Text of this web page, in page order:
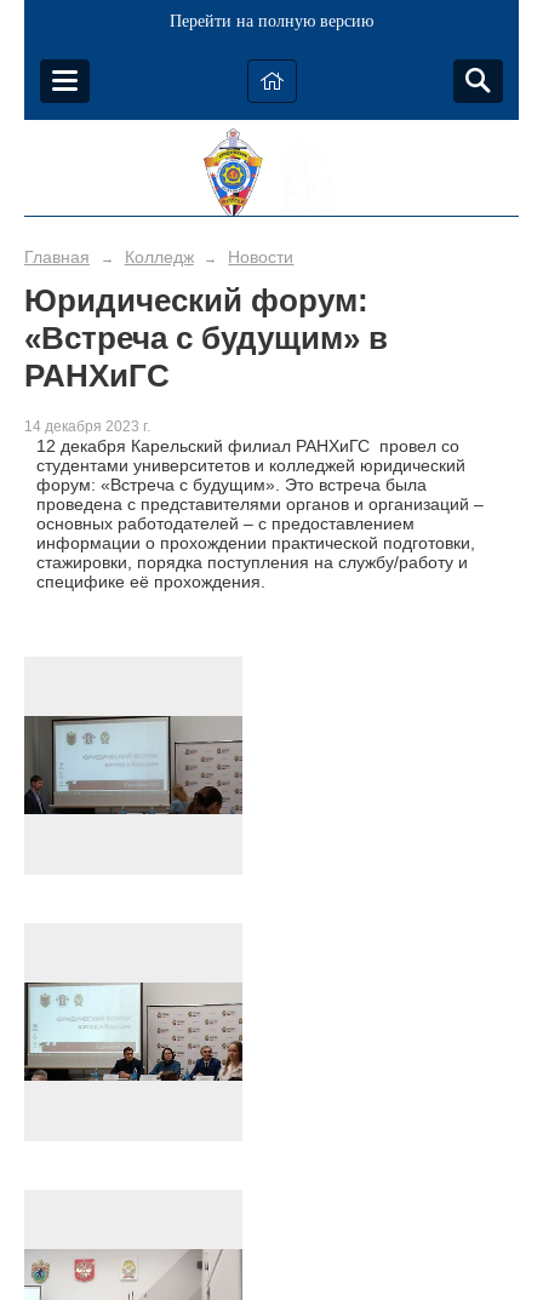
Перейти на полную версию
Главная → Колледж → Новости
Юридический форум:
«Встреча с будущим» в
РАНХиГС
14 декабря 2023 г.
12 декабря Карельский филиал РАНХиГС провел со
студентами университетов и колледжей юридический
форум: «Встреча с будущим». Это встреча была
проведена с представителями органов и организаций –
основных работодателей – с предоставлением
информации о прохождении практической подготовки,
стажировки, порядка поступления на службу/работу и
специфике её прохождения.